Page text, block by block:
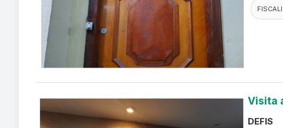
Visita
DEFIS